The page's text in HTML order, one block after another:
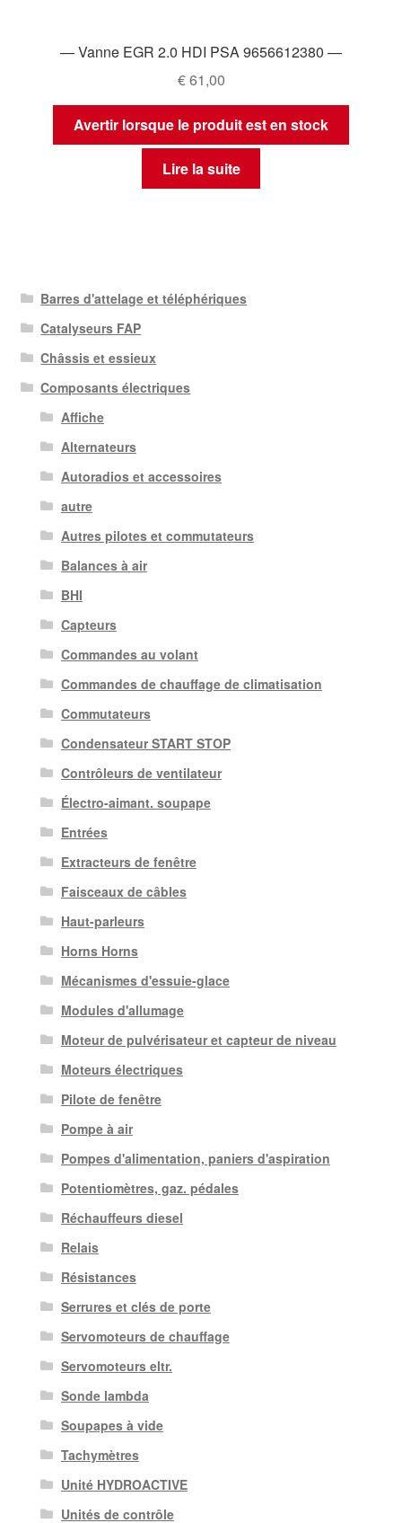
— Vanne EGR 2.0 HDI PSA 9656612380 —
€61,00
Avertir lorsque le produit est en stock
Lire la suite
Barres d'attelage et téléphériques
Catalyseurs FAP
Châssis et essieux
Composants électriques
Affiche
Alternateurs
Autoradios et accessoires
autre
Autres pilotes et commutateurs
Balances à air
BHI
Capteurs
Commandes au volant
Commandes de chauffage de climatisation
Commutateurs
Condensateur START STOP
Contrôleurs de ventilateur
Électro-aimant. soupape
Entrées
Extracteurs de fenêtre
Faisceaux de câbles
Haut-parleurs
Horns Horns
Mécanismes d'essuie-glace
Modules d'allumage
Moteur de pulvérisateur et capteur de niveau
Moteurs électriques
Pilote de fenêtre
Pompe à air
Pompes d'alimentation, paniers d'aspiration
Potentiomètres, gaz. pédales
Réchauffeurs diesel
Relais
Résistances
Serrures et clés de porte
Servomoteurs de chauffage
Servomoteurs eltr.
Sonde lambda
Soupapes à vide
Tachymètres
Unité HYDROACTIVE
Unités de contrôle